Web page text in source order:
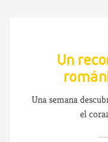
Un
Una semana
el